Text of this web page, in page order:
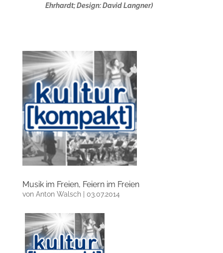
Ehrhardt; Design: David Langner)
Musik im Freien, Feiern im Freien
von Anton Walsch| 03.07.2014